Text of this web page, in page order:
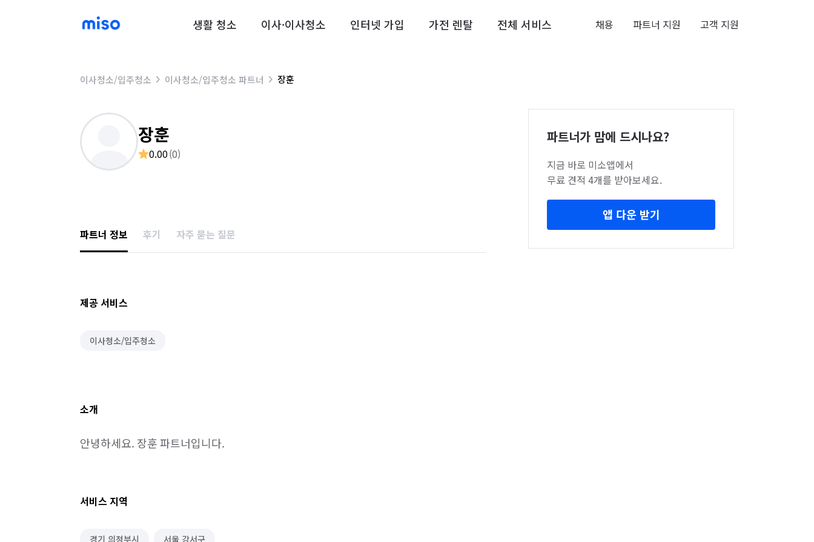
생활 청소 이사·이사청소 인터넷 가입 가전 렌탈 전체 서비스 채용 파트너 지원 고객 지원
이사청소/입주청소 이사청소/입주청소 파트너 장훈
장훈
0.00(0)
파트너 정보 후기 자주 묻는 질문
제공 서비스
이사청소/입주청소
소개
안녕하세요. 장훈 파트너입니다.
서비스 지역
경기 의정부시 서울 강서구
파트너가 맘에 드시나요?
지금 바로 미소앱에서
무료 견적 4개를 받아보세요.
앱 다운 받기